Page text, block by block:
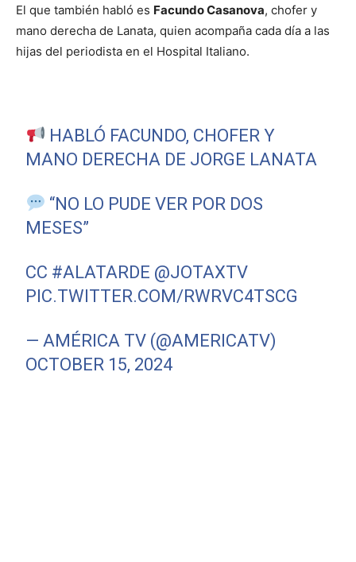
El que también habló es Facundo Casanova, chofer y
mano derecha de Lanata, quien acompaña cada día a las
hijas del periodista en el Hospital Italiano.
HABLÓ FACUNDO, CHOFER Y
MANO DERECHA DE JORGE LANATA
“NO LO PUDE VER POR DOS
MESES”
CC #ALATARDE @JOTAXTV
PIC.TWITTER.COM/RWRVC4TSCG
— AMÉRICA TV (@AMERICATV)
OCTOBER 15, 2024